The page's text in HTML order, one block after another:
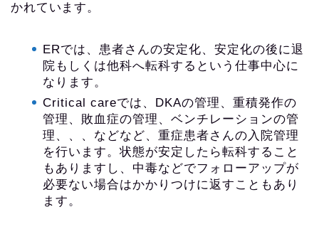
かれています。
ERでは、患者さんの安定化、安定化の後に退
院もしくは他科へ転科するという仕事中心に
なります。
Critical careでは、DKAの管理、重積発作の
管理、敗血症の管理、ベンチレーションの管
理、、、などなど、重症患者さんの入院管理
を行います。状態が安定したら転科すること
もありますし、中毒などでフォローアップが
必要ない場合はかかりつけに返すこともあり
ます。